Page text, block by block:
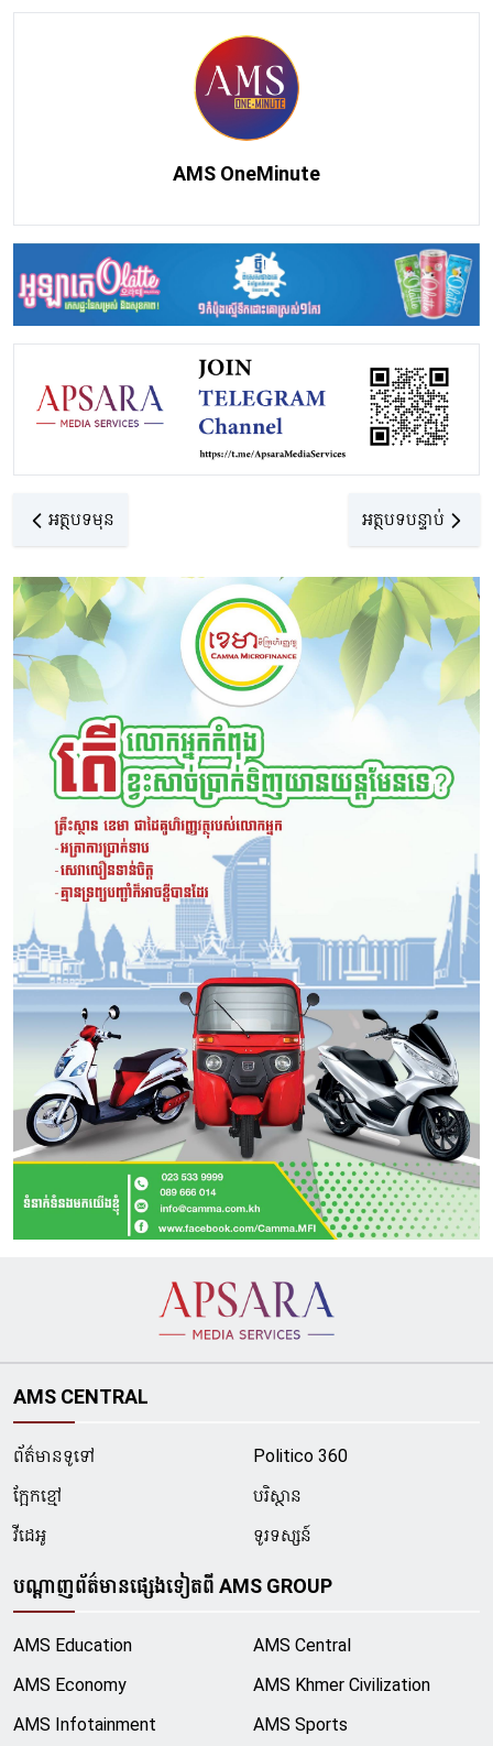
AMS OneMinute
អត្ថបទមុន អត្ថបទបន្ទាប់
AMS CENTRAL
ព័ត៌មានទូទៅ
Politico 360
ក្អែកខ្មៅ
បរិស្ថាន
វីដេអូ
ទូរទស្សន៍
បណ្ដាញព័ត៌មានផ្សេងទៀតពី AMS GROUP
AMS Education
AMS Central
AMS Economy
AMS Khmer Civilization
AMS Infotainment
AMS Sports